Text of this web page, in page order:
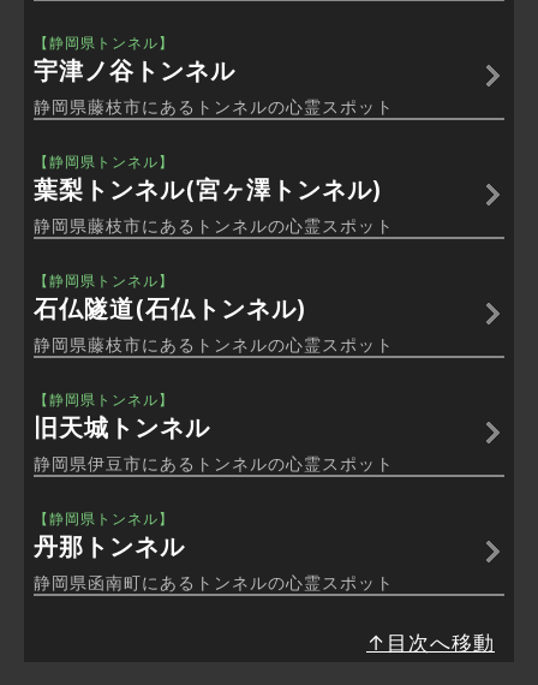
【静岡県トンネル】
宇津ノ谷トンネル
静岡県藤枝市にあるトンネルの心霊スポット
【静岡県トンネル】
葉梨トンネル(宮ヶ澤トンネル)
静岡県藤枝市にあるトンネルの心霊スポット
【静岡県トンネル】
石仏隧道(石仏トンネル)
静岡県藤枝市にあるトンネルの心霊スポット
【静岡県トンネル】
旧天城トンネル
静岡県伊豆市にあるトンネルの心霊スポット
【静岡県トンネル】
丹那トンネル
静岡県函南町にあるトンネルの心霊スポット
↑目次へ移動